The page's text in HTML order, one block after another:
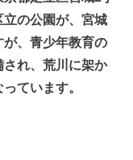
立の公園が、宮城
、青少年教育の
れ、荒川に架か
ています。